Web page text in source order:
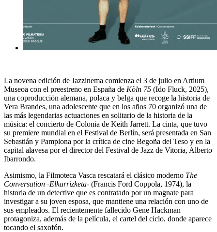
La novena edición de Jazzinema comienza el 3 de julio en Artium
Museoa con el preestreno en España de Köln 75 (Ido Fluck, 2025),
una coproducción alemana, polaca y belga que recoge la historia de
Vera Brandes, una adolescente que en los años 70 organizó una de
las más legendarias actuaciones en solitario de la historia de la
música: el concierto de Colonia de Keith Jarrett. La cinta, que tuvo
su premiere mundial en el Festival de Berlín, será presentada en San
Sebastián y Pamplona por la crítica de cine Begoña del Teso y en la
capital alavesa por el director del Festival de Jazz de Vitoria, Alberto
Ibarrondo.
Asimismo, la Filmoteca Vasca rescatará el clásico moderno The
Conversation -Elkarrizketa- (Francis Ford Coppola, 1974), la
historia de un detective que es contratado por un magnate para
investigar a su joven esposa, que mantiene una relación con uno de
sus empleados. El recientemente fallecido Gene Hackman
protagoniza, además de la película, el cartel del ciclo, donde aparece
tocando el saxofón.